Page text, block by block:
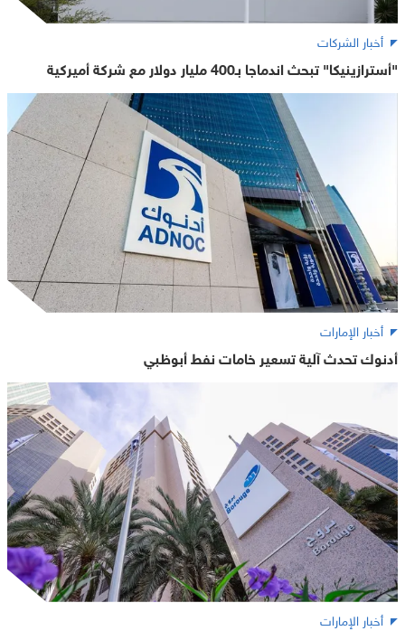
أخبار الشركات
"أسترازينيكا" تبحث اندماجا بـ400 مليار دولار مع شركة أميركية
أخبار الإمارات
أدنوك تحدث آلية تسعير خامات نفط أبوظبي
أخبار الإمارات